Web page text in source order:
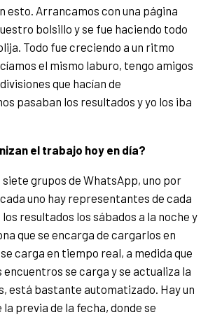
esto. Arrancamos con una página
bolsillo y se fue haciendo todo
Todo fue creciendo a un ritmo
el mismo laburo, tengo amigos
que hacían de
pasaban los resultados y yo los iba
el trabajo hoy en día?
grupos de WhatsApp, uno por
uno hay representantes de cada
resultados los sábados a la noche y
que se encarga de cargarlos en
carga en tiempo real, a medida que
se carga y se actualiza la
está bastante automatizado. Hay un
la previa de la fecha, donde se